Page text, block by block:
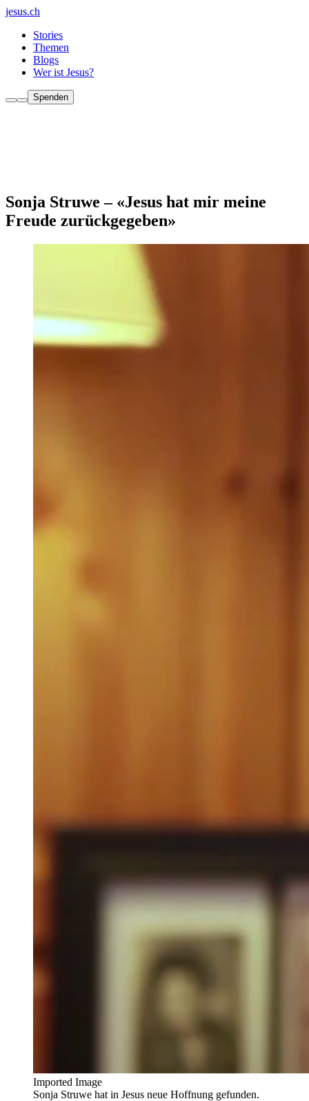
jesus.ch
Stories
Themen
Blogs
Wer ist Jesus?
Spenden
Sonja Struwe – «Jesus hat mir meine
Freude zurückgegeben»
Imported Image
Sonja Struwe hat in Jesus neue Hoffnung gefunden.